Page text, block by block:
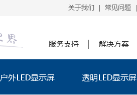
关于我们 | 常见问题 |
服务支持 解决方案
户外LED显示屏 透明LED显示屏